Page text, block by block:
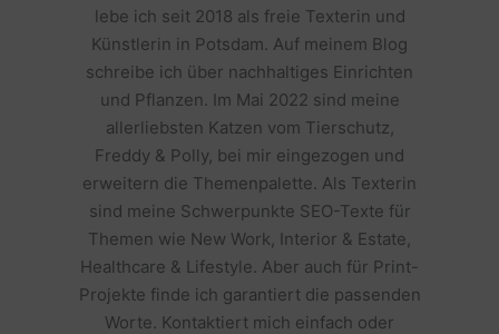
lebe ich seit 2018 als freie Texterin und
Künstlerin in Potsdam. Auf meinem Blog
schreibe ich über nachhaltiges Einrichten
und Pflanzen. Im Mai 2022 sind meine
allerliebsten Katzen vom Tierschutz,
Freddy & Polly, bei mir eingezogen und
erweitern die Themenpalette. Als Texterin
sind meine Schwerpunkte SEO-Texte für
Themen wie New Work, Interior & Estate,
Healthcare & Lifestyle. Aber auch für Print-
Projekte finde ich garantiert die passenden
Worte. Kontaktiert mich einfach oder